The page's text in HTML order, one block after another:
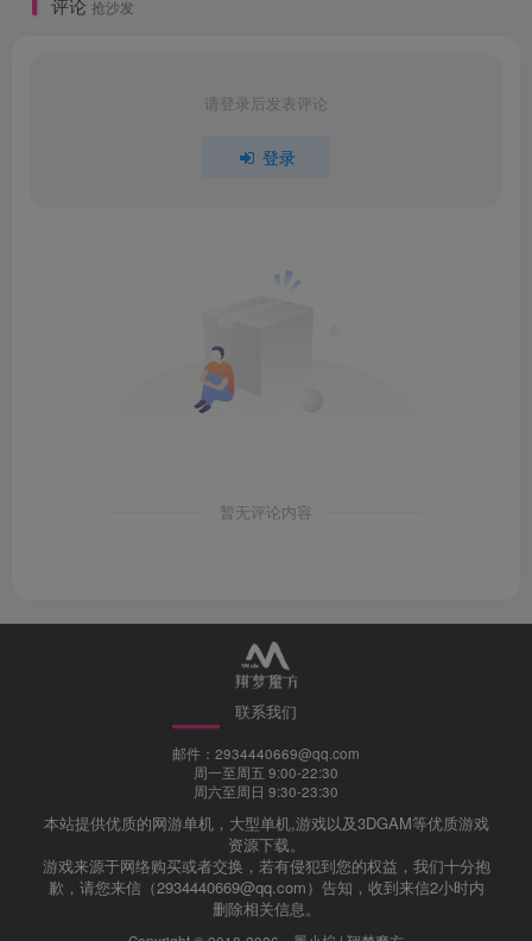
评论 抢沙发
请登录后发表评论
登录
暂无评论内容
联系我们
邮件：2934440669@qq.com
周一至周五 9:00-22:30
周六至周日 9:30-23:30
本站提供优质的网游单机，大型单机,游戏以及3DGAM等优质游戏
资源下载。
游戏来源于网络购买或者交换，若有侵犯到您的权益，我们十分抱
歉，请您来信（2934440669@qq.com）告知，收到来信2小时内
删除相关信息。